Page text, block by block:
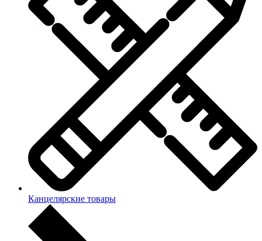
Канцелярские товары